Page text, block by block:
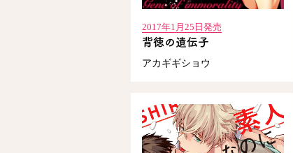
2017年1月25日発売
背徳の遺伝子
アカギギショウ